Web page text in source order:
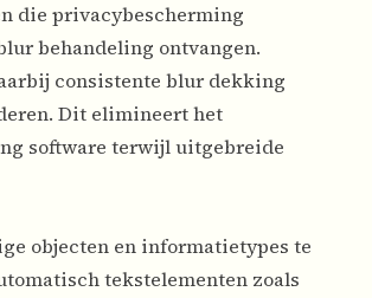
die privacybescherming
behandeling ontvangen.
consistente blur dekking
Dit elimineert het
software terwijl uitgebreide
objecten en informatietypes te
tekstelementen zoals